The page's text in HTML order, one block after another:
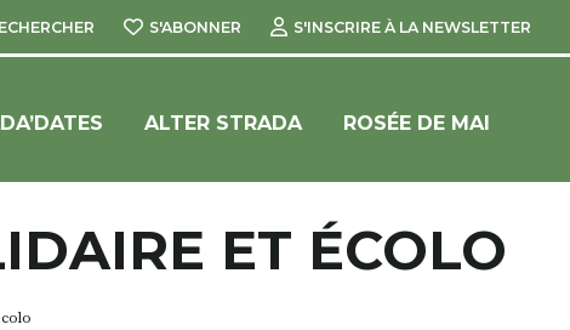
S'ABONNER S'INSCRIRE À LA NEWSLETTER
ALTER STRADA ROSÉE DE MAI
ET ÉCOLO